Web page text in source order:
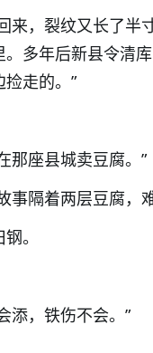
来，裂纹又长了
多年后新县令清
走的。”
那座县城卖豆腐。”
事隔着两层豆腐，
。
添，铁伤不会。”